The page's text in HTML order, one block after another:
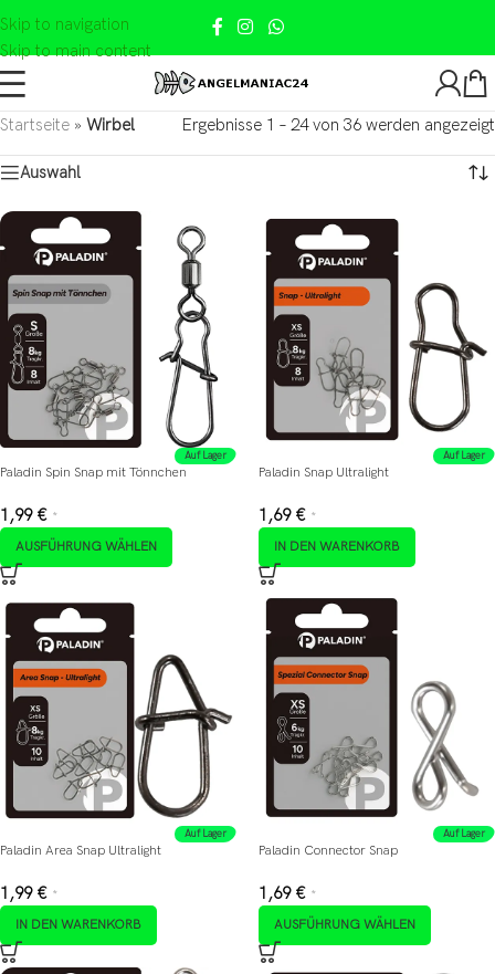
Skip to navigation
Skip to main content
Startseite » Wirbel Ergebnisse 1 – 24 von 36 werden angezeigt
Auswahl
Auf Lager
Paladin Spin Snap mit Tönnchen
1,99 € *
AUSFÜHRUNG WÄHLEN
Auf Lager
Paladin Snap Ultralight
1,69 € *
IN DEN WARENKORB
Auf Lager
Paladin Area Snap Ultralight
1,99 € *
IN DEN WARENKORB
Auf Lager
Paladin Connector Snap
1,69 € *
AUSFÜHRUNG WÄHLEN